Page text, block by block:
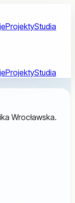
ProjektyStudia
ProjektyStudia
Wrocławska.